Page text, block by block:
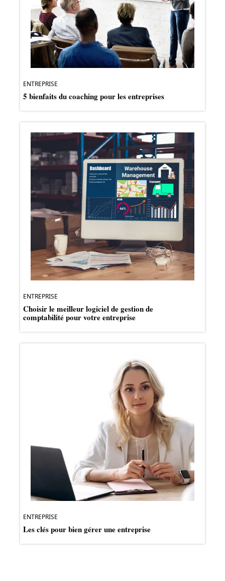
ENTREPRISE
5 bienfaits du coaching pour les entreprises
ENTREPRISE
Choisir le meilleur logiciel de gestion de
comptabilité pour votre entreprise
ENTREPRISE
Les clés pour bien gérer une entreprise